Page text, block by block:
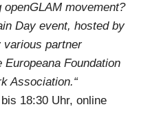
movement?
Day event, hosted by
various partner
Foundation
Association.“
18:30 Uhr, online